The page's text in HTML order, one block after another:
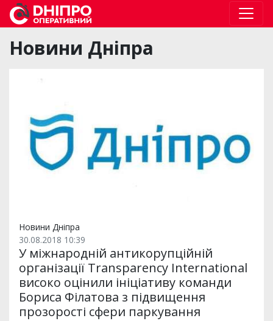
Новини Дніпра
Новини Дніпра
30.08.2018 10:39
У міжнародній антикорупційній
організації Transparency International
високо оцінили ініціативу команди
Бориса Філатова з підвищення
прозорості сфери паркування